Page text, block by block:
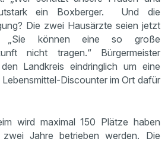
ein Boxberger. Und die
Die zwei Hausärzte seien jetzt
„Sie können eine so große
nicht tragen.“ Bürgermeister
Landkreis eindringlich um eine
Discounter im Ort dafür
wird maximal 150 Plätze haben
Jahre betrieben werden. Die